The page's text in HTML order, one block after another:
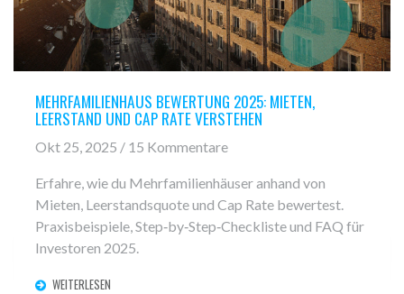
MEHRFAMILIENHAUS BEWERTUNG 2025: MIETEN,
LEERSTAND UND CAP RATE VERSTEHEN
Okt 25, 2025 / 15 Kommentare
Erfahre, wie du Mehrfamilienhäuser anhand von
Mieten, Leerstandsquote und Cap Rate bewertest.
Praxisbeispiele, Step‑by‑Step‑Checkliste und FAQ für
Investoren 2025.
WEITERLESEN